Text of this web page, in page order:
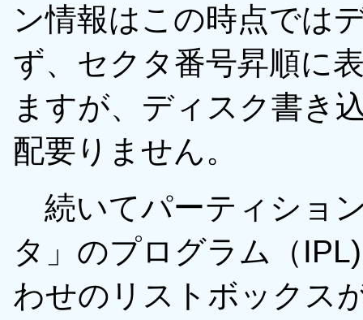
ン情報はこの時点では
ず、セクタ番号昇順に
ますが、ディスク書き
配要りません。
続いてパーティショ
タ」のプログラム（
わせのリストボックス